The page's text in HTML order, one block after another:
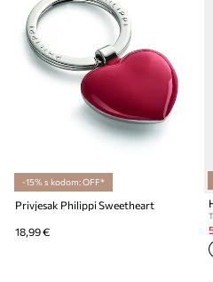
-15% s kodom: OFF*
Privjesak Philippi Sweetheart
18,99 €